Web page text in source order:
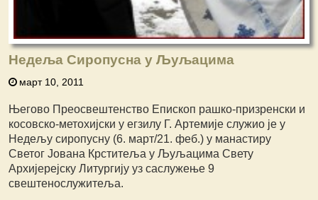
Недеља Сиропусна у Љуљацима
март 10, 2011
Његово Преосвештенство Епископ рашко-призренски и
косовско-метохијски у егзилу Г. Артемије служио је у
Недељу сиропусну (6. март/21. феб.) у манастиру
Светог Јована Крститеља у Љуљацима Свету
Архијерејску Литургију уз саслужење 9
свештенослужитеља.